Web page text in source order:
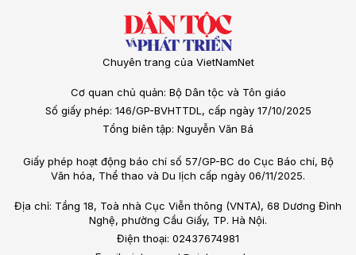
Chuyên trang của VietNamNet
Cơ quan chủ quản: Bộ Dân tộc và Tôn giáo
Số giấy phép: 146/GP-BVHTTDL, cấp ngày 17/10/2025
Tổng biên tập: Nguyễn Văn Bá
Giấy phép hoạt động báo chí số 57/GP-BC do Cục Báo chí, Bộ
Văn hóa, Thể thao và Du lịch cấp ngày 06/11/2025.
Địa chỉ: Tầng 18, Toà nhà Cục Viễn thông (VNTA), 68 Dương Đình
Nghệ, phường Cầu Giấy, TP. Hà Nội.
Điện thoại: 02437674981